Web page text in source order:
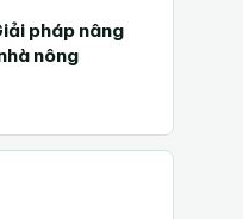
pháp nâng
nông